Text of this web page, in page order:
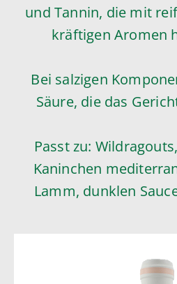
und Tannin, die mit
kräftigen Aromen
Bei salzigen
Säure, die das
Passt zu:
Kaninchen
Lamm, dunklen